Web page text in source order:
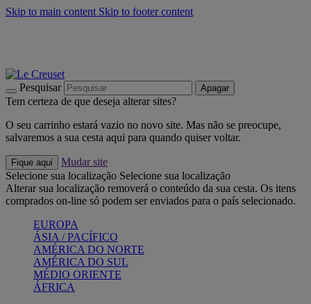
Skip to main content Skip to footer content
Pesquisar Apagar
Tem certeza de que deseja alterar sites?
O seu carrinho estará vazio no novo site. Mas não se preocupe,
salvaremos a sua cesta aqui para quando quiser voltar.
Fique aqui
Mudar site
Selecione sua localização Selecione sua localização
Alterar sua localização removerá o conteúdo da sua cesta. Os itens
comprados on-line só podem ser enviados para o país selecionado.
EUROPA
ÁSIA / PACÍFICO
AMÉRICA DO NORTE
AMÉRICA DO SUL
MÉDIO ORIENTE
ÁFRICA